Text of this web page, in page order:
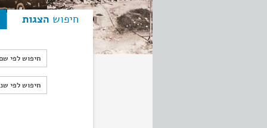
חיפוש הצגות
חיפוש לפי
חיפוש לפי
חיפוש לפי